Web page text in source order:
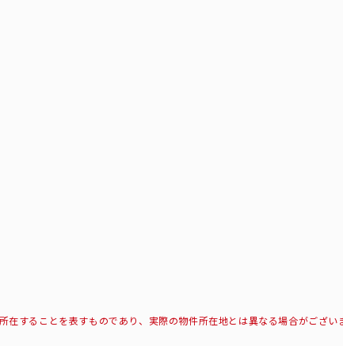
することを表すものであり、実際の物件所在地とは異なる場合がござい